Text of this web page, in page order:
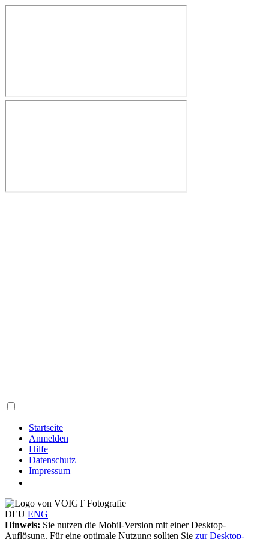
Startseite
Anmelden
Hilfe
Datenschutz
Impressum
DEU ENG
Hinweis: Sie nutzen die Mobil-Version mit einer Desktop-
Auflösung. Für eine optimale Nutzung sollten Sie zur Desktop-